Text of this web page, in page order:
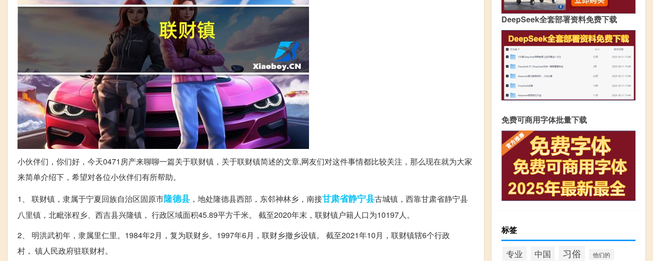
小伙伴们，你们好，今天0471房产来聊聊一篇关于联财镇，关于联财镇简述的文章,网友们对这件事情都比较关注，那么现在就为大家
来简单介绍下，希望对各位小伙伴们有所帮助。
1、 联财镇，隶属于宁夏回族自治区固原市隆德县 ，地处隆德县西部，东邻神林乡，南接甘肃省静宁县古城镇，西靠甘肃省静宁县
八里镇，北毗张程乡、西吉县兴隆镇， 行政区域面积45.89平方千米。 截至2020年末，联财镇户籍人口为10197人。
2、 明洪武初年，隶属里仁里。1984年2月，复为联财乡。1997年6月，联财乡撤乡设镇。 截至2021年10月，联财镇辖6个行政
村， 镇人民政府驻联财村。
DeepSeek全套部署资料免费下载
免费可商用字体批量下载
标签
专业 中国 习俗 他们的